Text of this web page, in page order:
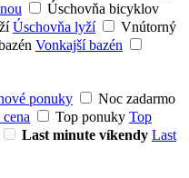
Úschovňa bicyklov
Úschovňa lyží
Vnútorný
Vonkajší bazén
ponuky
Noc zadarmo
Top ponuky Top
Last minute víkendy Last